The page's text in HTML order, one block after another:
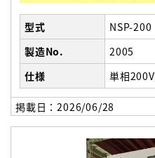
型式
NSP-200
製造No.
2005
仕様
単相200V
掲載日：2026/06/28